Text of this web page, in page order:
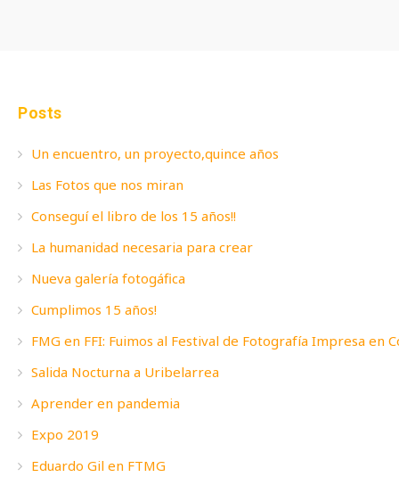
Posts
Un encuentro, un proyecto,quince años
Las Fotos que nos miran
Conseguí el libro de los 15 años!!
La humanidad necesaria para crear
Nueva galería fotogáfica
Cumplimos 15 años!
FMG en FFI: Fuimos al Festival de Fotografía Impresa en
Salida Nocturna a Uribelarrea
Aprender en pandemia
Expo 2019
Eduardo Gil en FTMG